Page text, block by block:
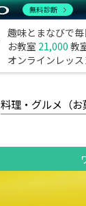
趣味とまなびで
お教室 21,000 教
オンラインレッ
料理・グルメ（お
無料診断